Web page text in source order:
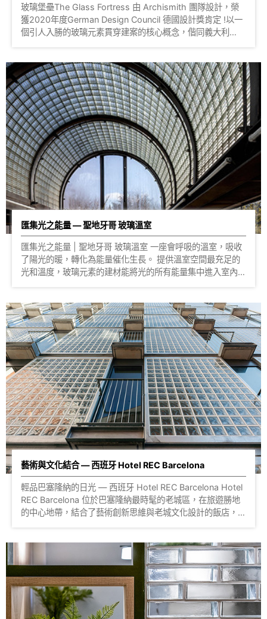
玻璃堡壘The Glass Fortress 由 Archismith 團隊設計，榮
獲2020年度German Design Council 德國設計獎肯定 !以一
個引人入勝的玻璃元素貫穿建案的核心概念，偕同義大利
聲及光線，水波紋的紋理模糊了一切雜亂庸碌的外部街景，把
玻璃磚的特性發揮到最完美的效果，也為曼谷的街區注入嶄新
的都市綠洲風景。 此次案例中將玻璃磚不僅作為建築外牆，
更一路延伸至室內設計為空間提供清澈的視野，打造出了一座
招待所需要具備的氣勢和吸引力，還連結了整個建案與社區規
劃的理念價值。 除了日光下的美景，這次讓我們也欣賞一下
她的夜景，玻璃磚牆面通過燈光設計的配合所呈現出的另一面
魅力！ 照片來源：Archismith
匯集光之能量 — 聖地牙哥 玻璃溫室
匯集光之能量 | 聖地牙哥 玻璃溫室 一座會呼吸的溫室，吸收
了陽光的暖，轉化為能量催化生長。 提供溫室空間最充足的
光和溫度，玻璃元素的建材能將光的所有能量集中進入室內，
玻璃作搭建，在屋頂的部分設計了保溫性能最佳的圓拱形，也
為了避免過度曝曬，選用了3D造型的多立克磚，玻璃磚雙層
的結構加上非平面的設計，讓光線照射時有一定程度的阻熱效
果，還能分散照射角度，讓溫室內每個區域的植物都能均衡的
接收到陽光滋養 這座玻璃溫室是由 Max Núñez 建築師所設
計，他的設計都大量保持自然資源與生活的平衡，在這座玻璃
溫室中也展現 Max Núñez 對於自然生態的敏銳度，考量環境
全面的條件去選擇建材與設計，玻璃磚不僅僅能成就建築外觀
的美感，更為室內空間提供更好的環境和生活方式 照片來
源：Max Núñez
藝術與文化結合 — 西班牙 Hotel REC Barcelona
輕品巴塞隆納的日光 — 西班牙 Hotel REC Barcelona Hotel
REC Barcelona 位於巴塞隆納最時髦的老城區，在旅遊勝地
的中心地帶，結合了藝術創新思維與老城文化設計的飯店，更
外牆到飯店內的房間設計都使用了玻璃磚，配合整體街區的文
化風格與採光計畫，設計師選擇運用大量的透明玻璃磚做搭
建，以雲形紋玻璃磚柔和浪漫的氣質，將新舊文化巧妙的融合
在一塊，當你漫步穿越舊城區的古樸街道，隨即映入眼簾的是
透亮而寧靜的玻璃牆面，讓旅遊的體驗又更加美妙。 房間內
同樣加入玻璃磚的設計，取代生硬的水泥牆，讓外部的光亮能